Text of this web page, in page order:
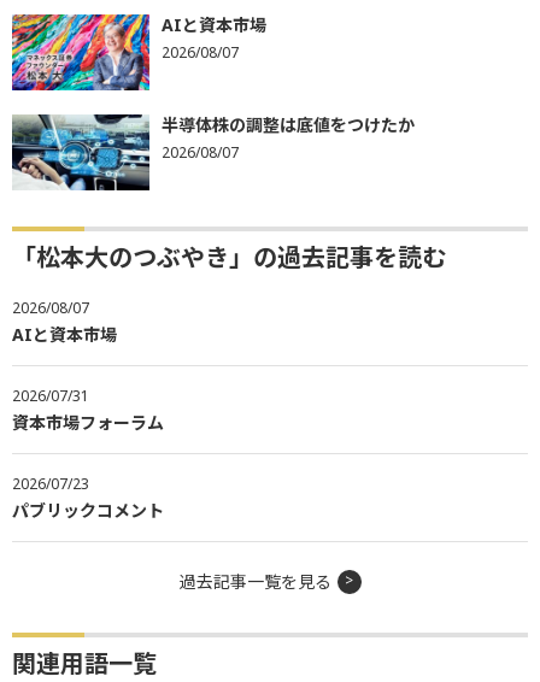
AIと資本市場
2026/08/07
半導体株の調整は底値をつけたか
2026/08/07
「松本大のつぶやき」の過去記事を読む
2026/08/07
AIと資本市場
2026/07/31
資本市場フォーラム
2026/07/23
パブリックコメント
過去記事一覧を見る
関連用語一覧